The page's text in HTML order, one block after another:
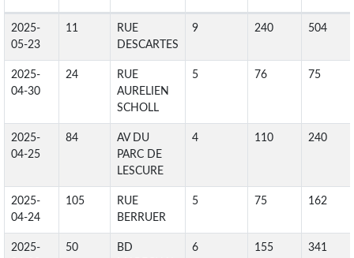
2025-
05-23
11
RUE
DESCARTES
9 240 504
2025-
04-30
24
RUE
AURELIEN
SCHOLL
5 76 75
2025-
04-25
84
AV DU
PARC DE
LESCURE
4 110 240
2025-
04-24
105
RUE
BERRUER
5 75 162
2025-
50
BD
6 155 341